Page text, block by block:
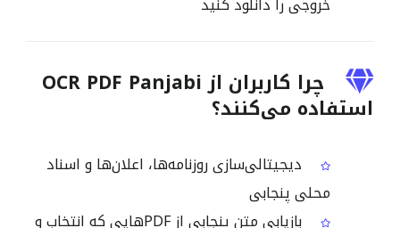
چرا کاربران از OCR PDF Panjabi
استفاده می‌کنند؟
دیجیتالی‌سازی روزنامه‌ها، اعلان‌ها و اسناد
محلی پنجابی
بازیابی متن پنجابی از PDFهایی که انتخاب و